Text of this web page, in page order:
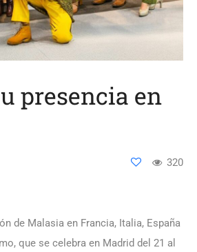
presencia en
320
de Malasia en Francia, Italia, España
que se celebra en Madrid del 21 al